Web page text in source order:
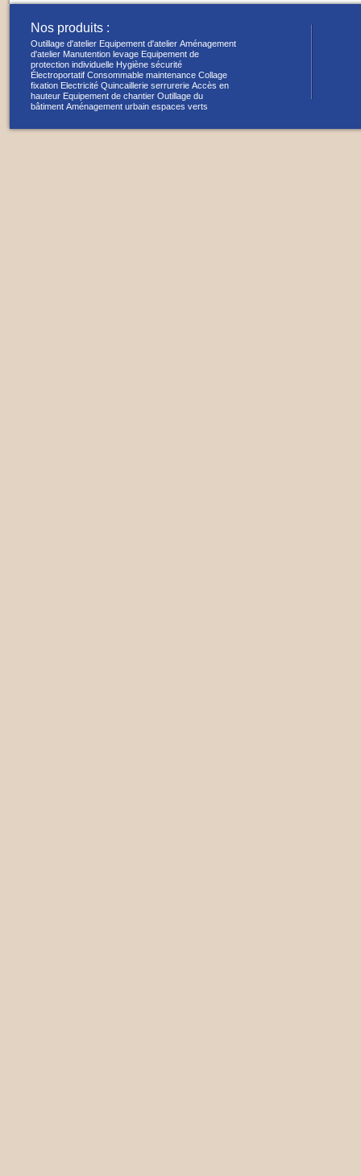
Nos produits :
Outillage d'atelier Equipement d'atelier Aménagement
d'atelier Manutention levage Equipement de
protection individuelle Hygiène sécurité
Électroportatif Consommable maintenance Collage
fixation Electricité Quincaillerie serrurerie Accès en
hauteur Equipement de chantier Outillage du
bâtiment Aménagement urbain espaces verts